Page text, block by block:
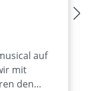
auf
mit
den